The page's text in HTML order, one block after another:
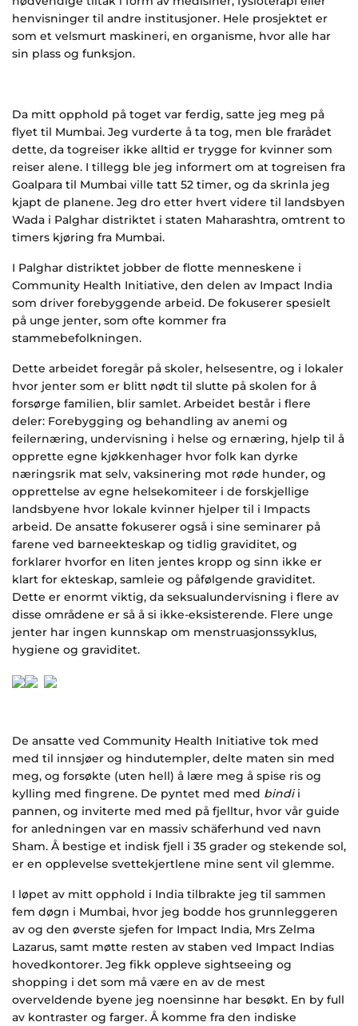
henvisninger til andre institusjoner. Hele prosjektet er
som et velsmurt maskineri, en organisme, hvor alle har
sin plass og funksjon.
Da mitt opphold på toget var ferdig, satte jeg meg på
flyet til Mumbai. Jeg vurderte å ta tog, men ble frarådet
dette, da togreiser ikke alltid er trygge for kvinner som
reiser alene. I tillegg ble jeg informert om at togreisen fra
Goalpara til Mumbai ville tatt 52 timer, og da skrinla jeg
kjapt de planene. Jeg dro etter hvert videre til landsbyen
Wada i Palghar distriktet i staten Maharashtra, omtrent to
timers kjøring fra Mumbai.
I Palghar distriktet jobber de flotte menneskene i
Community Health Initiative, den delen av Impact India
som driver forebyggende arbeid. De fokuserer spesielt
på unge jenter, som ofte kommer fra
stammebefolkningen.
Dette arbeidet foregår på skoler, helsesentre, og i lokaler
hvor jenter som er blitt nødt til slutte på skolen for å
forsørge familien, blir samlet. Arbeidet består i flere
deler: Forebygging og behandling av anemi og
feilernæring, undervisning i helse og ernæring, hjelp til å
opprette egne kjøkkenhager hvor folk kan dyrke
næringsrik mat selv, vaksinering mot røde hunder, og
opprettelse av egne helsekomiteer i de forskjellige
landsbyene hvor lokale kvinner hjelper til i Impacts
arbeid. De ansatte fokuserer også i sine seminarer på
farene ved barneekteskap og tidlig graviditet, og
forklarer hvorfor en liten jentes kropp og sinn ikke er
klart for ekteskap, samleie og påfølgende graviditet.
Dette er enormt viktig, da seksualundervisning i flere av
disse områdene er så å si ikke-eksisterende. Flere unge
jenter har ingen kunnskap om menstruasjonssyklus,
hygiene og graviditet.
De ansatte ved Community Health Initiative tok med
med til innsjøer og hindutempler, delte maten sin med
meg, og forsøkte (uten hell) å lære meg å spise ris og
kylling med fingrene. De pyntet med med bindii
pannen, og inviterte med med på fjelltur, hvor vår guide
for anledningen var en massiv schäferhund ved navn
Sham. Å bestige et indisk fjell i 35 grader og stekende sol,
er en opplevelse svettekjertlene mine sent vil glemme.
I løpet av mitt opphold i India tilbrakte jeg til sammen
fem døgn i Mumbai, hvor jeg bodde hos grunnleggeren
av og den øverste sjefen for Impact India, Mrs Zelma
Lazarus, samt møtte resten av staben ved Impact Indias
hovedkontorer. Jeg fikk oppleve sightseeing og
shopping i det som må være en av de mest
overveldende byene jeg noensinne har besøkt. En by full
av kontraster og farger. Å komme fra den indiske